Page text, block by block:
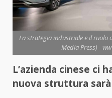
La strategia industriale e il ruolo
Media Press) -
L’azienda cinese ci
nuova struttura